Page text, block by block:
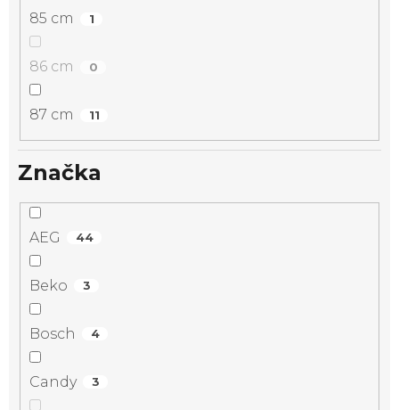
85 cm 1
86 cm 0
87 cm 11
Značka
AEG 44
Beko 3
Bosch 4
Candy 3